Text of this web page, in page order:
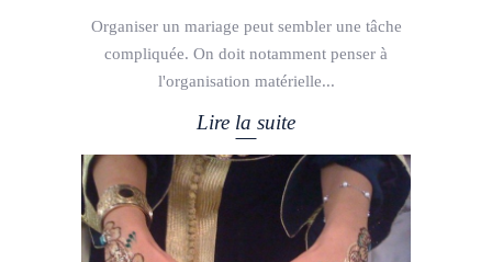
Organiser un mariage peut sembler une tâche
compliquée. On doit notamment penser à
l'organisation matérielle
Lire la suite